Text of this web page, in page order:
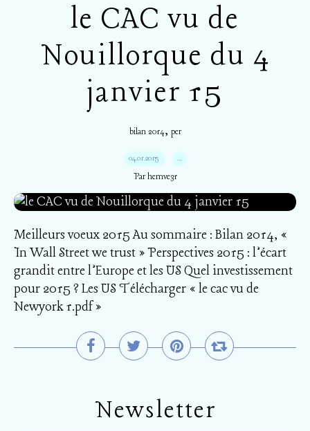
le CAC vu de
Nouillorque du 4
janvier 15
bilan 2014, per
04.01.2015 …
Par hemve31
Meilleurs voeux 2015 Au sommaire : Bilan 2014, «
In Wall Street we trust » Perspectives 2015 : l’écart
grandit entre l’Europe et les US Quel investissement
pour 2015 ? Les US Télécharger « le cac vu de
Newyork 1.pdf »
Newsletter